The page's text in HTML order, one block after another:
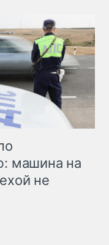
машина на
не